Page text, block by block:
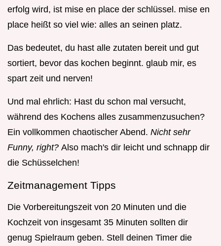
erfolg wird, ist mise en place der schlüssel. mise en
place heißt so viel wie: alles an seinen platz.
Das bedeutet, du hast alle zutaten bereit und gut
sortiert, bevor das kochen beginnt. glaub mir, es
spart zeit und nerven!
Und mal ehrlich: Hast du schon mal versucht,
während des Kochens alles zusammenzusuchen?
Ein vollkommen chaotischer Abend. Nicht sehr
Funny, right? Also mach's dir leicht und schnapp dir
die Schüsselchen!
Zeitmanagement Tipps
Die Vorbereitungszeit von 20 Minuten und die
Kochzeit von insgesamt 35 Minuten sollten dir
genug Spielraum geben. Stell deinen Timer die